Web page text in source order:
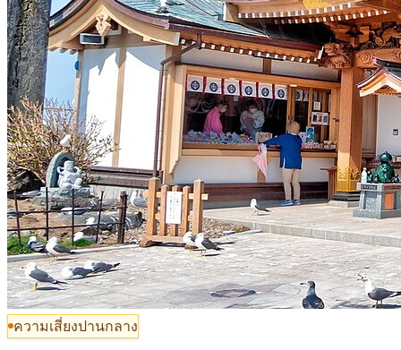
ความเสี่ยงปานกลาง